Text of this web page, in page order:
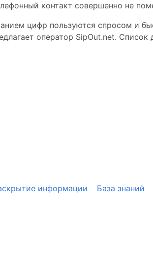
контакт совершенно не
цифр пользуются спросом и
оператор SipOut.net. Список
информации База знаний